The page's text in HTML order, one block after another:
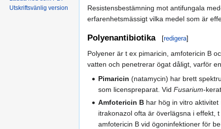
Resistensbestämning mot antifungala
erfarenhetsmässigt vilka medel som är
Polyenantibiotika [redigera]
Polyener är t ex pimaricin, amfotericin B
vatten och penetrerar ögat dåligt, varför
Pimaricin (natamycin) har brett
som licenspreparat. VidFusarium-
Amfotericin B har hög in vitro
itrakonazol ofta är överlägsna i effekt,
amfotericin B vid ögoninfektioner för
Utskriftsvänlig version